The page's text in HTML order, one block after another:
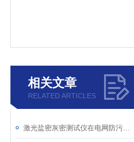
相关文章
RELATED ARTICLES